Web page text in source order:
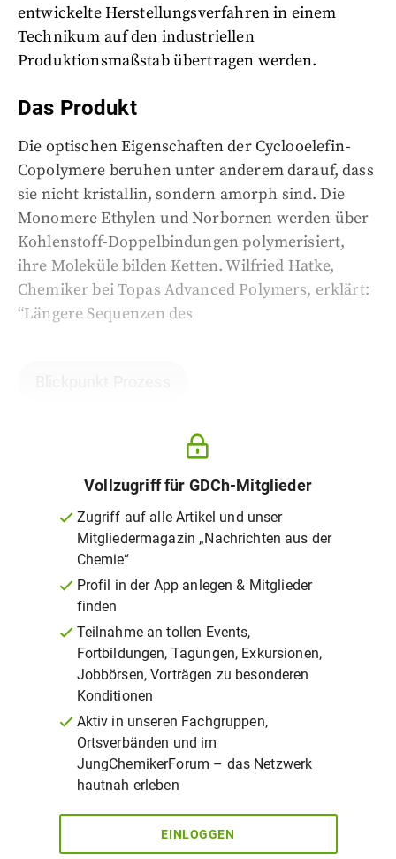
entwickelte Herstellungsverfahren in einem
Technikum auf den industriellen
Produktionsmaßstab übertragen werden.
Das Produkt
Die optischen Eigenschaften der Cyclooelefin-
Copolymere beruhen unter anderem darauf, dass
sie nicht kristallin, sondern amorph sind. Die
Monomere Ethylen und Norbornen werden über
Kohlenstoff-Doppelbindungen polymerisiert,
ihre Moleküle bilden Ketten. Wilfried Hatke,
Chemiker bei Topas Advanced Polymers, erklärt:
“Längere Sequenzen des
Vollzugriff für GDCh-Mitglieder
Zugriff auf alle Artikel und unser
Mitgliedermagazin „Nachrichten aus der
Chemie“
Profil in der App anlegen & Mitglieder
finden
Teilnahme an tollen Events,
Fortbildungen, Tagungen, Exkursionen,
Jobbörsen, Vorträgen zu besonderen
Konditionen
Aktiv in unseren Fachgruppen,
Ortsverbänden und im
JungChemikerForum – das Netzwerk
hautnah erleben
EINLOGGEN